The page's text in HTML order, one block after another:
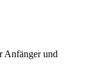
Anfänger und